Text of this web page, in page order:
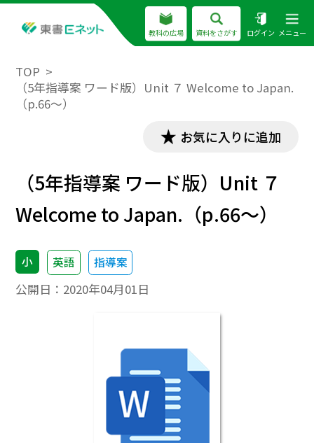
教科の広場 資料をさがす ログイン メニュー
TOP
（5年指導案 ワード版）Unit ７ Welcome to Japan.
（p.66～）
お気に入りに追加
（5年指導案 ワード版）Unit ７
Welcome to Japan.（p.66～）
小 英語 指導案
公開日： 2020年04月01日